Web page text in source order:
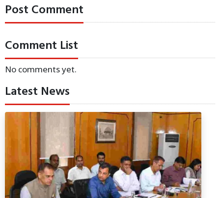
Post Comment
Comment List
No comments yet.
Latest News